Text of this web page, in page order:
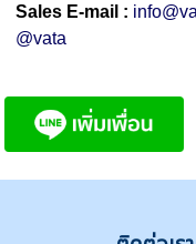
Sales E-mail :
@vata